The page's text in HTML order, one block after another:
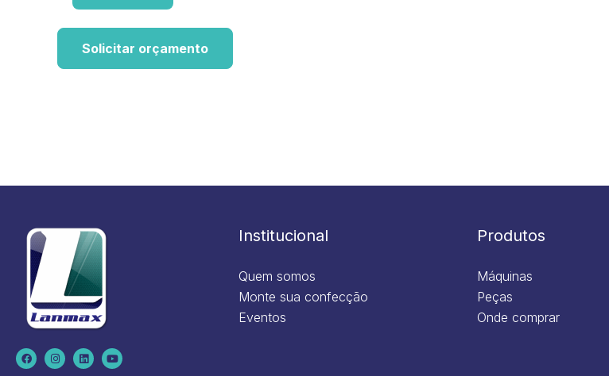
Solicitar orçamento
F
a
c
I
n
s
L
i
n
Y
o
u
Institucional
Quem somos
Monte sua confecção
Eventos
Produtos
Máquinas
Peças
Onde comprar